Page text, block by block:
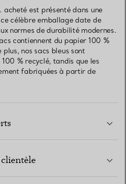
est présenté dans une
célèbre emballage date de
normes de durabilité modernes.
contiennent du papier 100 %
nos sacs bleus sont
% recyclé, tandis que les
fabriquées à partir de